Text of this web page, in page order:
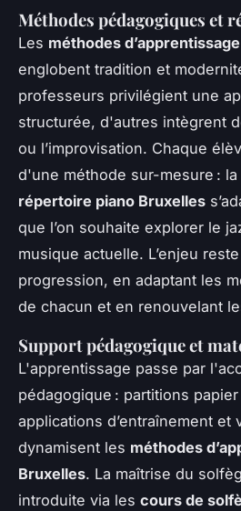
Méthodes pédagogiques et
Les méthodes
englobent tradition et
professeurs privilégient une
structurée, d'autres intègrent
ou l’improvisation. Chaque
d'une méthode sur-mesure :
répertoire piano Bruxelles
que l’on souhaite explorer le
musique actuelle. L’enjeu
progression, en adaptant les
de chacun et en renouvelant
Support pédagogique et
L'apprentissage passe par
pédagogique : partitions
applications d’entraînement et
dynamisent les méthodes
Bruxelles. La maîtrise du
introduite via les cours de